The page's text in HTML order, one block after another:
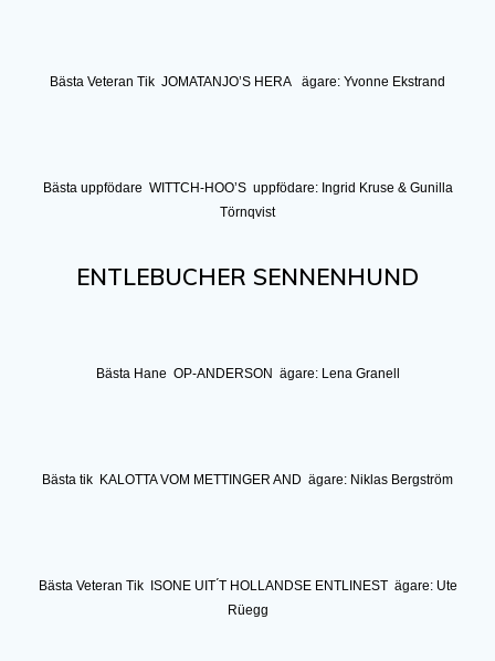
Bästa Veteran Tik JOMATANJO’S HERA ägare: Yvonne Ekstrand
Bästa uppfödare WITTCH-HOO’S uppfödare: Ingrid Kruse & Gunilla
Törnqvist
ENTLEBUCHER SENNENHUND
Bästa Hane OP-ANDERSON ägare: Lena Granell
Bästa tik KALOTTA VOM METTINGER AND ägare: Niklas Bergström
Bästa Veteran Tik ISONE UIT ́T HOLLANDSE ENTLINEST ägare: Ute
Rüegg